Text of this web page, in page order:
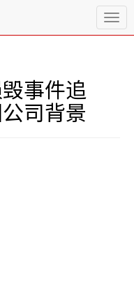
T
o
事件追
司背景